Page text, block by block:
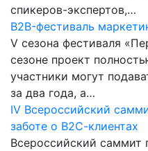
спикеров-экспертов,…
B2B-фестиваль
V сезона фестиваля
сезоне проект
участники могут
за два года, а…
IV Всероссийский
заботе о В2С-клиентах
Всероссийский саммит